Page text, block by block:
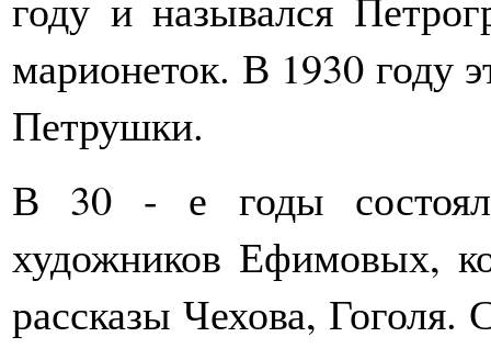
марионеток. В 1930 году
Петрушки.
В 30 - е годы
художников Ефимовых,
рассказы Чехова, Гоголя.